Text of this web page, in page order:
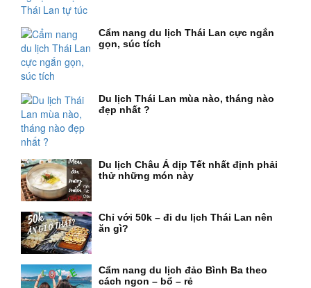
Cẩm nang du lịch Thái Lan cực ngắn
gọn, súc tích
Du lịch Thái Lan mùa nào, tháng nào
đẹp nhất ?
Du lịch Châu Á dịp Tết nhất định phải
thử những món này
Chỉ với 50k – đi du lịch Thái Lan nên
ăn gì?
Cẩm nang du lịch đảo Bình Ba theo
cách ngon – bổ – rẻ